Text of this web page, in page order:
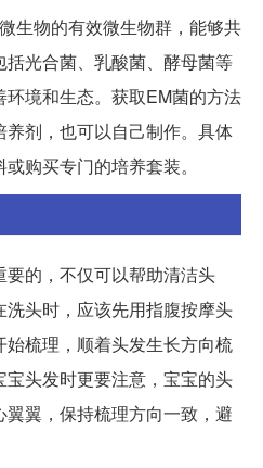
生物的有效微生物群，能够共
光合菌、乳酸菌、酵母菌等
境和生态。获取EM菌的方法
剂，也可以自己制作。具体
购买专门的培养套装。
的，不仅可以帮助清洁头
头时，应该先用指腹按摩头
梳理，顺着头发生长方向梳
头发时更要注意，宝宝的头
翼，保持梳理方向一致，避